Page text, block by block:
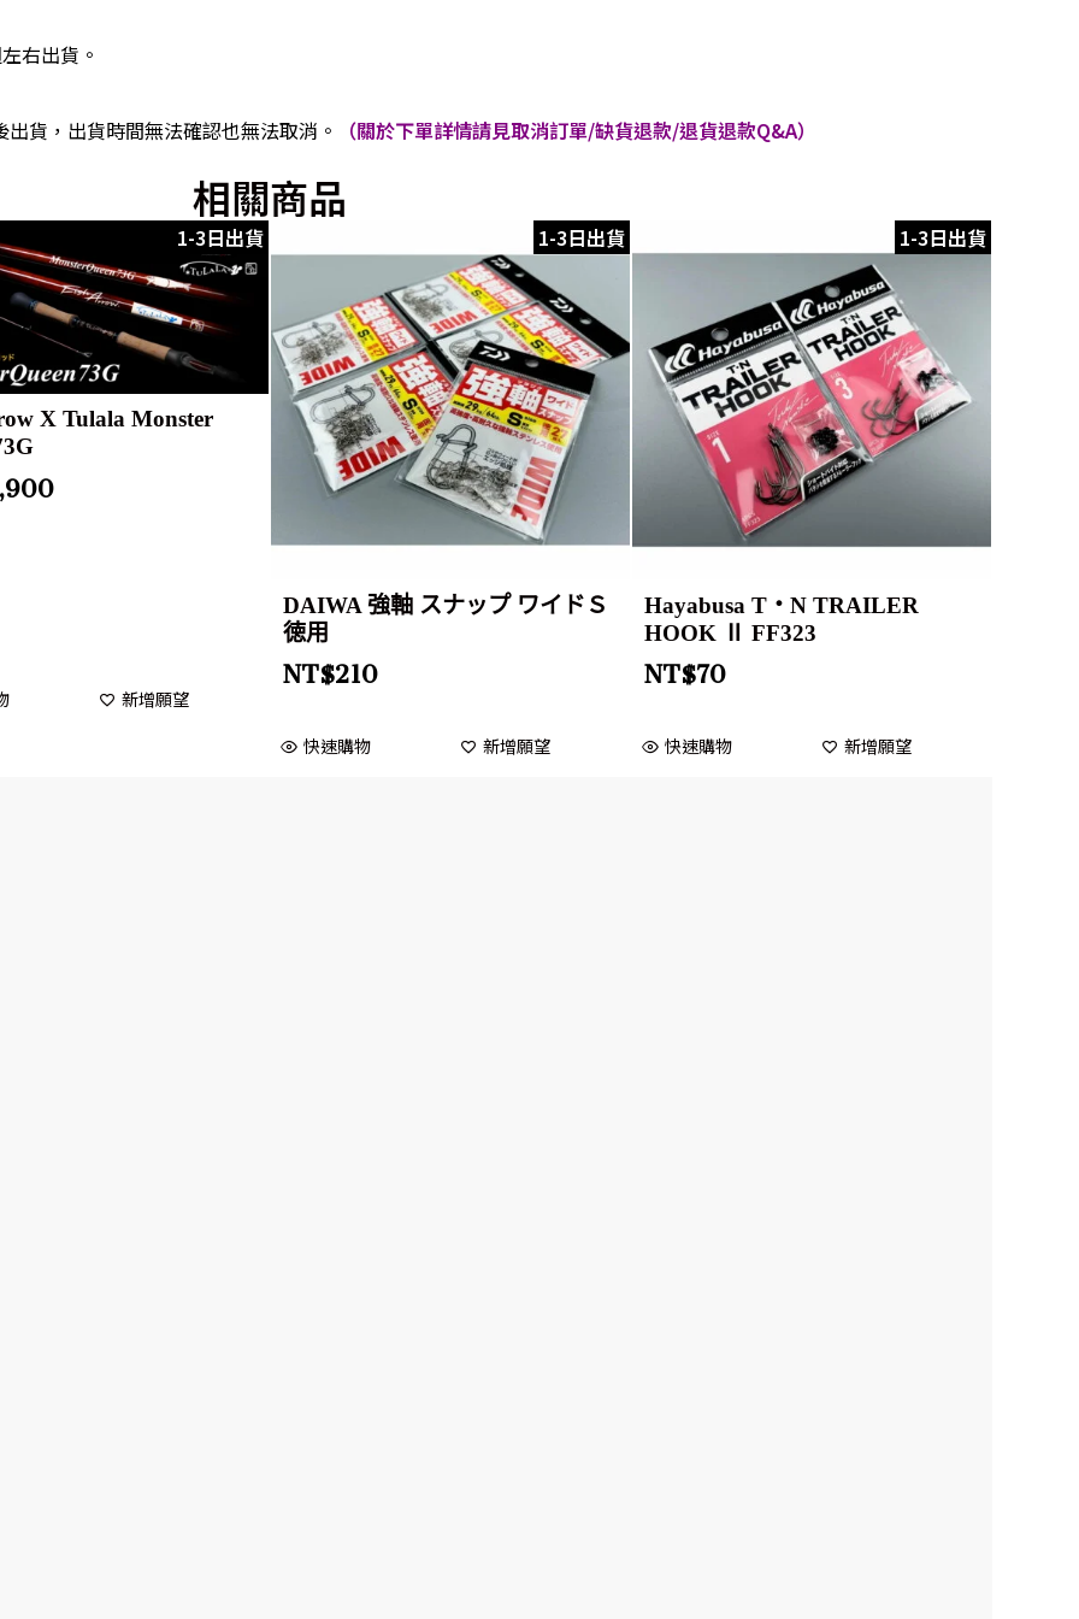
右出貨。
貨，出貨時間無法確認也無法取消。 （關於下單詳情請見取消訂單/缺貨退款/退貨退款Q&A）
相關商品
1-3日出貨
X Tulala Monster
新增願望
1-3日出貨
DAIWA 強軸 スナップ ワイドＳ
徳用
NT$210
快速購物 新增願望
1-3日出貨
Hayabusa T・N TRAILER
HOOK Ⅱ FF323
NT$70
快速購物 新增願望